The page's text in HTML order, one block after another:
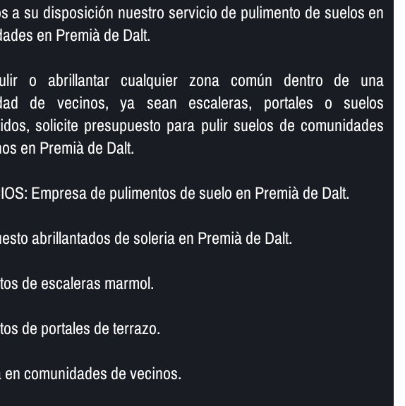
a su disposición nuestro servicio de pulimento de suelos en
en Premià de Dalt.
o abrillantar cualquier zona común dentro de una
de vecinos, ya sean escaleras, portales o suelos
solicite presupuesto para pulir suelos de comunidades
en Premià de Dalt.
Empresa de pulimentos de suelo en Premià de Dalt.
abrillantados de soleria en Premià de Dalt.
de escaleras marmol.
de portales de terrazo.
en comunidades de vecinos.